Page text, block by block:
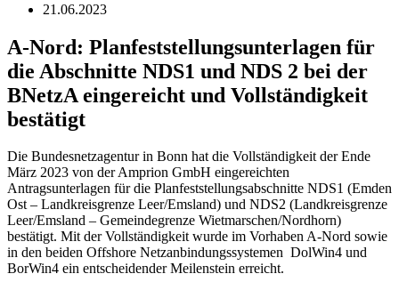
21.06.2023
A-Nord: Plan­feststellungs­unterlagen für
die Abschnitte NDS1 und NDS 2 bei der
BNetzA eingereicht und Voll­ständigkeit
bestätigt
Die Bundesnetzagentur in Bonn hat die Vollständigkeit der Ende
März 2023 von der Amprion GmbH eingereichten
Antragsunterlagen für die Planfeststellungsabschnitte NDS1 (Emden
Ost – Landkreisgrenze Leer/Emsland) und NDS2 (Landkreisgrenze
Leer/Emsland – Gemeindegrenze Wietmarschen/Nordhorn)
bestätigt. Mit der Vollständigkeit wurde im Vorhaben A-Nord sowie
in den beiden Offshore Netzanbindungssystemen DolWin4 und
BorWin4 ein entscheidender Meilenstein erreicht.